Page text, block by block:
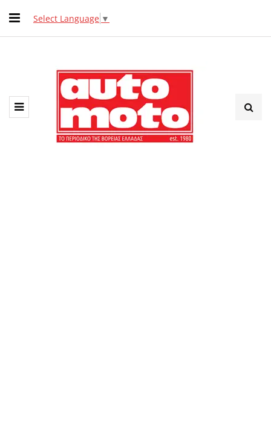
Select Language ▼